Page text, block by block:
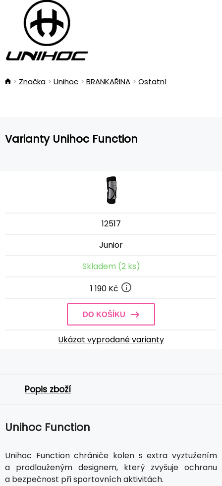
Značka Unihoc BRANKAŘINA Ostatní
Varianty Unihoc Function
12517
Junior
Skladem (2 ks)
1 190 Kč
DO KOŠÍKU
Ukázat vyprodané varianty
Popis zboží
Unihoc Function
Unihoc Function chrániče kolen s extra vyztužením
a prodlouženým designem, který zvyšuje ochranu
a bezpečnost při sportovních aktivitách.